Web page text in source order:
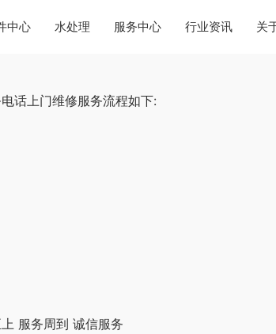
中心 水处理 服务中心 行业资讯 关
话上门维修服务流程如下:
服务周到 诚信服务